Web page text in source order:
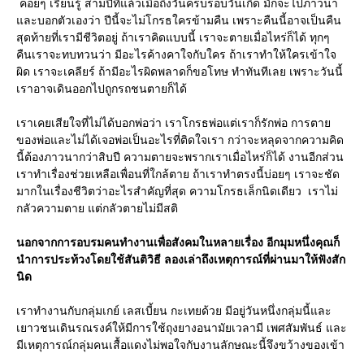
ค่อยๆ เรียนรู้ สามปีที่แล้วเมื่อถึงวันครบรอบวันเกิด มักจะไปภาวนา
และบอกตัวเองว่า ปีนี้จะไม่โกรธใครข้ามคืน เพราะคืนนี้อาจเป็นคืน
สุดท้ายที่เรามีชีวิตอยู่ ถ้าเราคิดแบบนี้ เราจะตายเมื่อไหร่ก็ได้ ทุกๆ
คืนเราจะทบทวนว่า มีอะไรค้างคาใจกับใคร ถ้าเราทำให้ใครเข้าใจ
ผิด เราจะเคลียร์ ถ้ามีอะไรผิดพลาดก็ขอโทษ ทำทันทีเลย เพราะวันนี้
เราอาจเดินออกไปถูกรถชนตายก็ได้
เราเคยเสียใจที่ไม่ได้บอกพ่อว่า เราโกรธพ่อแต่เราก็รักพ่อ การตาย
ของพ่อและไม่ได้เจอพ่อเป็นอะไรที่ติดใจเรา กว่าจะหลุดจากความคิด
นี้ต้องภาวนากว่าสิบปี ความตายจะพรากเราเมื่อไหร่ก็ได้ งานอีกส่วน
เราทำเรื่องช่วยเหลือเพื่อนที่ใกล้ตาย ถ้าเราทำตรงนี้บ่อยๆ เราจะชัด
มากในเรื่องชีวิตว่าอะไรสำคัญที่สุด ความโกรธเล็กนิดเดียว เราไม่
กลัวความตาย แต่กลัวตายไม่มีสติ
นอกจากการอบรมคนทำงานเพื่อสังคมในหลายเรื่อง อีกมุมหนึ่งคุณก็
นำการประท้วงโดยใช้สันติวิธี ลองเล่าถึงเหตุการณ์ที่ผ่านมาให้ฟังสัก
นิด
เราทำงานกับกลุ่มเกย์ เลสเบี้ยน กะเทยด้วย มีอยู่วันหนึ่งกลุ่มนี้และ
เยาวชนเดินรณรงค์ให้มีการใช้ถุงยางอนามัยเวลามี เพศสัมพันธ์ และ
มีเหตุการณ์กลุ่มคนเสื้อแดงไม่พอใจกับงานลักษณะนี้จึงขว้างของเข้า